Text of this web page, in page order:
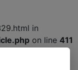
in
on line 411